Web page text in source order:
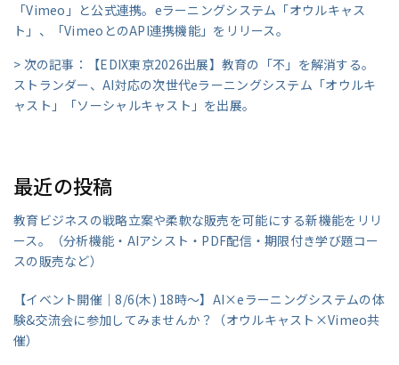
「Vimeo」と公式連携。eラーニングシステム「オウルキャス
ト」、「VimeoとのAPI連携機能」をリリース。
> 次の記事：【EDIX東京2026出展】教育の「不」を解消する。
ストランダー、AI対応の次世代eラーニングシステム「オウルキ
ャスト」「ソーシャルキャスト」を出展。
最近の投稿
教育ビジネスの戦略立案や柔軟な販売を可能にする新機能をリリ
ース。（分析機能・AIアシスト・PDF配信・期限付き学び題コー
スの販売など）
【イベント開催｜8/6(木) 18時～】AI×eラーニングシステムの体
験&交流会に参加してみませんか？（オウルキャスト×Vimeo共
催）